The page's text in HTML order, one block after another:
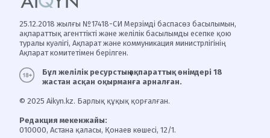
25.12.2018 жылғы №17418-СИ Мерзімді баспасөз басылымын,
ақпараттық агенттікті және желілік басылымды есепке қою
туралы куәлігі, Ақпарат және коммуникация министрлігінің
Ақпарат комитетімен берілген.
Бұл желілік ресурстың ақпараттық өнімдері 18
жастан асқан оқырманға арналған.
© 2025 Aikyn.kz. Барлық құқық қорғалған.
Редакция мекенжайы:
010000, Астана қаласы, Қонаев көшесі, 12/1.